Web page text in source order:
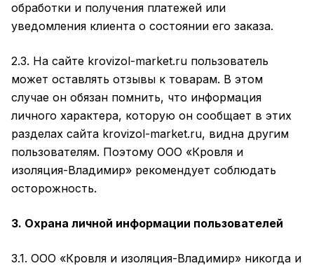
обработки и получения платежей или
уведомления клиента о состоянии его заказа.
2.3. На сайте krovizol-market.ru пользователь
может оставлять отзывы к товарам. В этом
случае он обязан помнить, что информация
личного характера, которую он сообщает в этих
разделах сайта krovizol-market.ru, видна другим
пользователям. Поэтому ООО «Кровля и
изоляция-Владимир» рекомендует соблюдать
осторожность.
3. Охрана личной информации пользователей
3.1. ООО «Кровля и изоляция-Владимир» никогда и